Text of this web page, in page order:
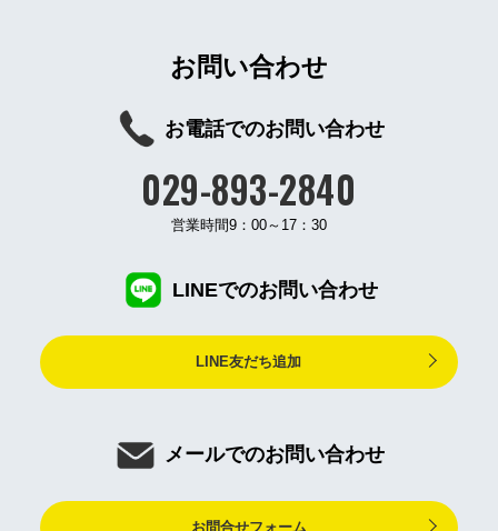
お問い合わせ
お電話でのお問い合わせ
029-893-2840
営業時間9：00～17：30
LINEでのお問い合わせ
LINE友だち追加
メールでのお問い合わせ
お問合せフォーム